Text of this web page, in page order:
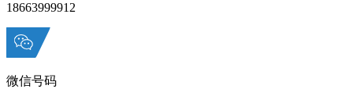
18663999912
微信号码